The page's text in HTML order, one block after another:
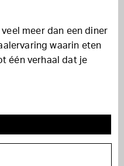
meer dan een diner
waarin eten
één verhaal dat je